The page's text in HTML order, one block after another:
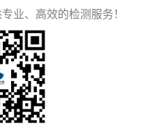
业、高效的检测服务！